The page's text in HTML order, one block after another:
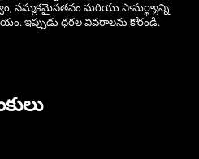
నమ్మకమైనతనం మరియు సామర్థ్యాన్ని
ఇప్పుడు ధరల వివరాలను కోరండి.